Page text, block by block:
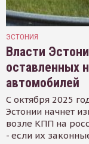
ЭСТОНИЯ
Власти
оставленных
автомобилей
С октября 2025
Эстонии начнет
возле КПП на
- если их